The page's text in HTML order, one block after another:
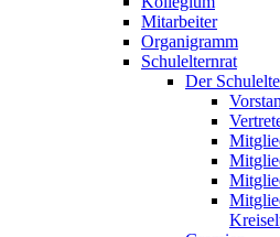
Mitarbeiter
Organigramm
Schulelternrat
Der